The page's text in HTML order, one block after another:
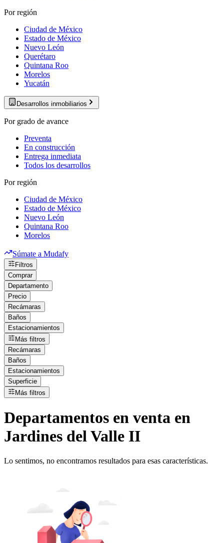
Por región
Ciudad de México
Estado de México
Nuevo León
Querétaro
Quintana Roo
Morelos
Yucatán
Desarrollos inmobiliarios
Por grado de avance
Preventa
En construcción
Entrega inmediata
Todos los desarrollos
Por región
Ciudad de México
Estado de México
Nuevo León
Quintana Roo
Morelos
Súmate a Mudafy
Filtros
Comprar
Departamento
Precio
Recámaras
Baños
Estacionamientos
Más filtros
Recámaras
Baños
Estacionamientos
Superficie
Más filtros
Departamentos en venta en
Jardines del Valle II
Lo sentimos, no encontramos resultados para esas características.